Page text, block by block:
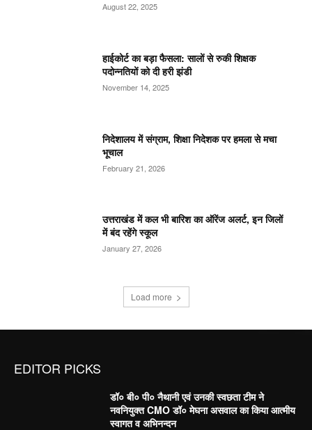
August 22, 2025
हाईकोर्ट का बड़ा फैसला: सालों से रुकी शिक्षक
पदोन्नतियों को दी हरी झंडी
November 14, 2025
निदेशालय में संग्राम, शिक्षा निदेशक पर हमला से मचा
भूचाल
February 21, 2026
उत्तराखंड में कल भी बारिश का ऑरेंज अलर्ट, इन जिलों
में बंद रहेंगे स्कूल
January 27, 2026
Load more
EDITOR PICKS
डॉ० बी० पी० नैथानी एवं उनकी स्वछता टीम ने
नवनियुक्त CMO डॉ० मेघना असवाल का किया आत्मीय
स्वागत व अभिनन्दन